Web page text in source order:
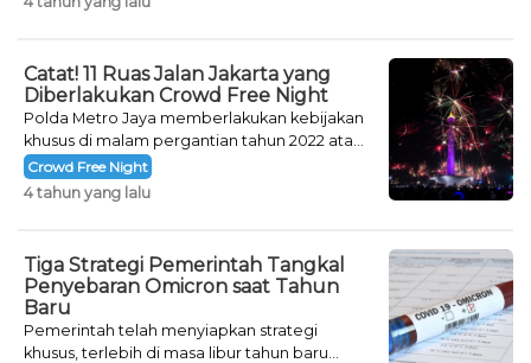
Catat! 11 Ruas Jalan Jakarta yang
Diberlakukan Crowd Free Night
Polda Metro Jaya memberlakukan kebijakan
khusus di malam pergantian tahun 2022 atau
Crowd Free Night selama dua hari.
Crowd Free Night
4 tahun yang lalu
Tiga Strategi Pemerintah Tangkal
Penyebaran Omicron saat Tahun
Baru
Pemerintah telah menyiapkan strategi
khusus, terlebih di masa libur tahun baru